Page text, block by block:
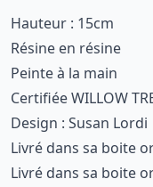
Hauteur : 15cm
Résine en résine
Peinte à la main
Certifiée WILLOW
Design : Susan Lordi
Livré dans sa boite
Livré dans sa boite